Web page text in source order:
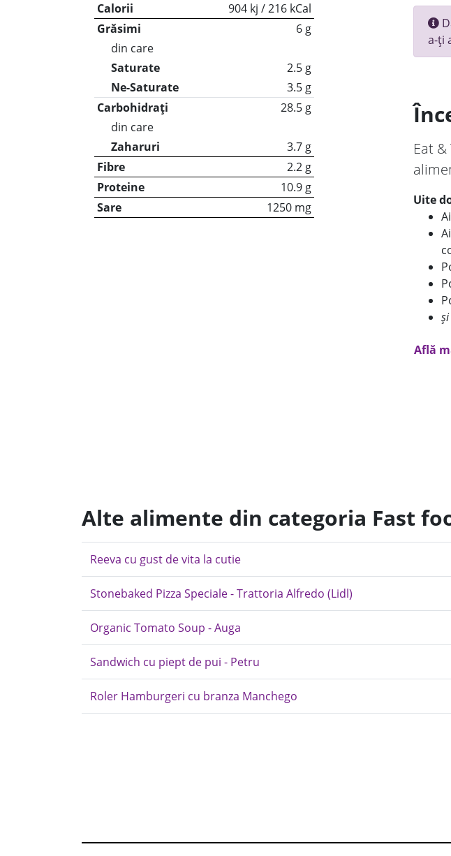
Calorii
904 kj / 216 kCal
Grăsimi
6 g
din care
Saturate
2.5 g
Ne-Saturate
3.5 g
Carbohidrați
28.5 g
din care
Zaharuri
3.7 g
Fibre
2.2 g
Proteine
10.9 g
Sare
1250 mg
a-ți
Eat
Uite
Află
Alte alimente din categoria Fast
Reeva cu gust de vita la cutie
Stonebaked Pizza Speciale - Trattoria Alfredo (Lidl)
Organic Tomato Soup - Auga
Sandwich cu piept de pui - Petru
Roler Hamburgeri cu branza Manchego